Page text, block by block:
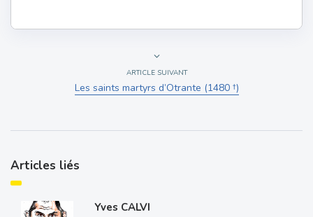
ARTICLE SUIVANT
Les saints martyrs d’Otrante (1480 †)
Articles liés
Yves CALVI